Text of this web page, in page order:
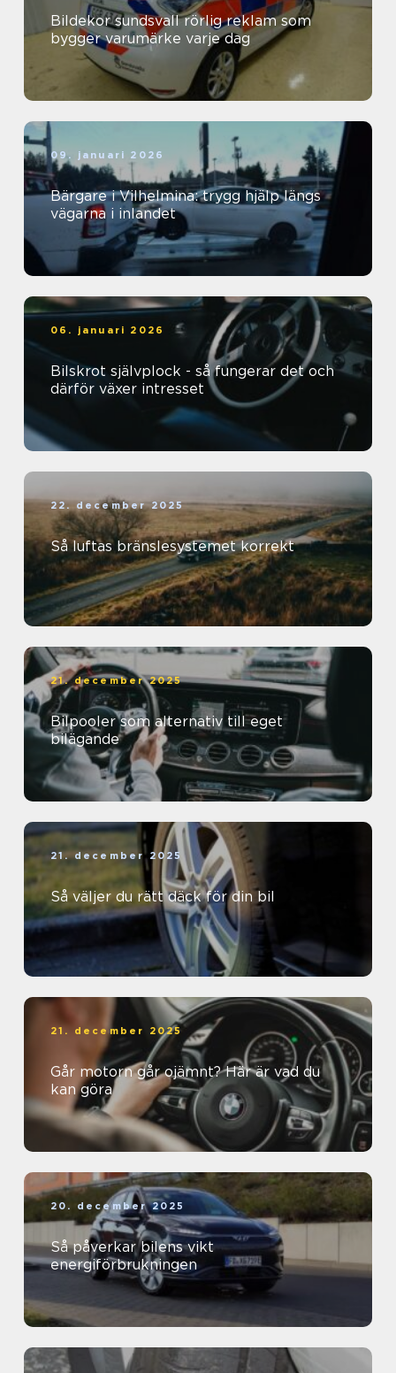
Bildekor sundsvall rörlig reklam som
bygger varumärke varje dag
09. januari 2026
Bärgare i Vilhelmina: trygg hjälp längs
vägarna i inlandet
06. januari 2026
Bilskrot självplock - så fungerar det och
därför växer intresset
22. december 2025
Så luftas bränslesystemet korrekt
21. december 2025
Bilpooler som alternativ till eget
bilägande
21. december 2025
Så väljer du rätt däck för din bil
21. december 2025
Går motorn går ojämnt? Här är vad du
kan göra
20. december 2025
Så påverkar bilens vikt
energiförbrukningen